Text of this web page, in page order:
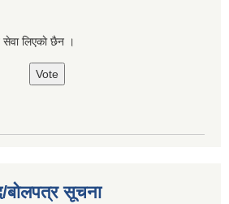
लिएकाे छैन ।
बोलपत्र सूचना